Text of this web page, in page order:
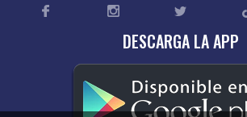
DESCARGA LA APP